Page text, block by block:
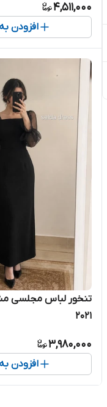
4,511,000
افزودن
تنخور لباس مجلسی
۲۰۲۱
3,980,000
افزودن